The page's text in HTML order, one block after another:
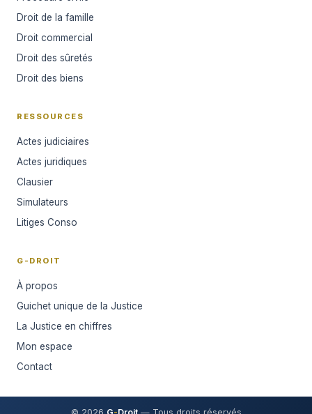
Droit de la famille
Droit commercial
Droit des sûretés
Droit des biens
RESSOURCES
Actes judiciaires
Actes juridiques
Clausier
Simulateurs
Litiges Conso
G-DROIT
À propos
Guichet unique de la Justice
La Justice en chiffres
Mon espace
Contact
© 2026 G-Droit— Tous droits réservés